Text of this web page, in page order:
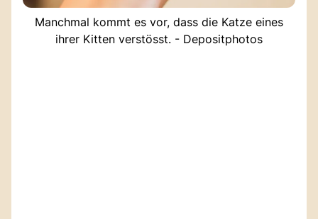
Manchmal kommt es vor, dass die Katze eines
ihrer Kitten verstösst. - Depositphotos